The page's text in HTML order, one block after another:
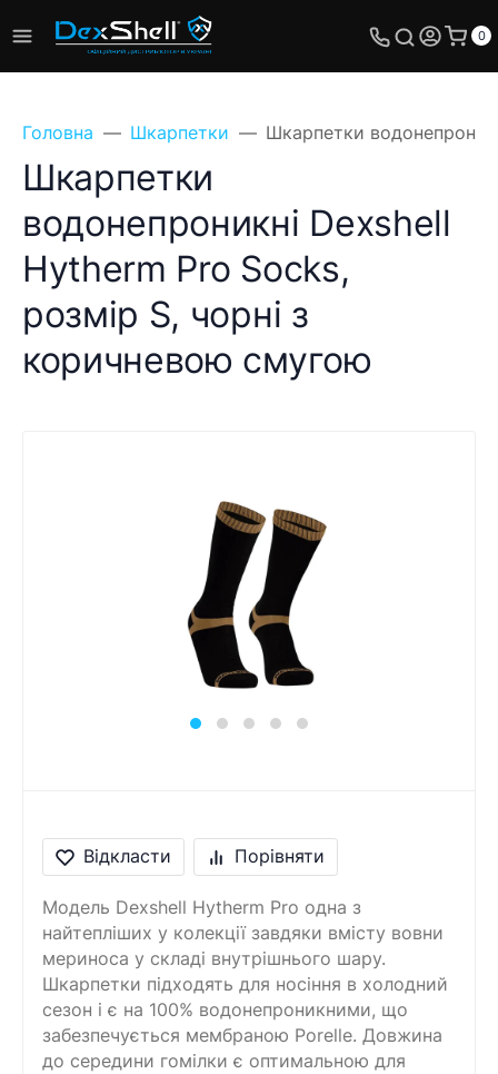
0
Головна Шкарпетки Шкарпетки
Шкарпетки
водонепроникні Dexshell
Hytherm Pro Socks,
розмір S, чорні з
коричневою смугою
Відкласти Порівняти
Модель Dexshell Hytherm Pro одна з
найтепліших у колекції завдяки вмісту вовни
мериноса у складі внутрішнього шару.
Шкарпетки підходять для носіння в холодний
сезон і є на 100% водонепроникними, що
забезпечується мембраною Porelle. Довжина
до середини гомілки є оптимальною для